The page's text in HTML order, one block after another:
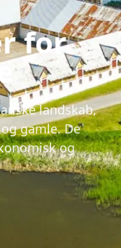
for
landskab,
gamle. De
og